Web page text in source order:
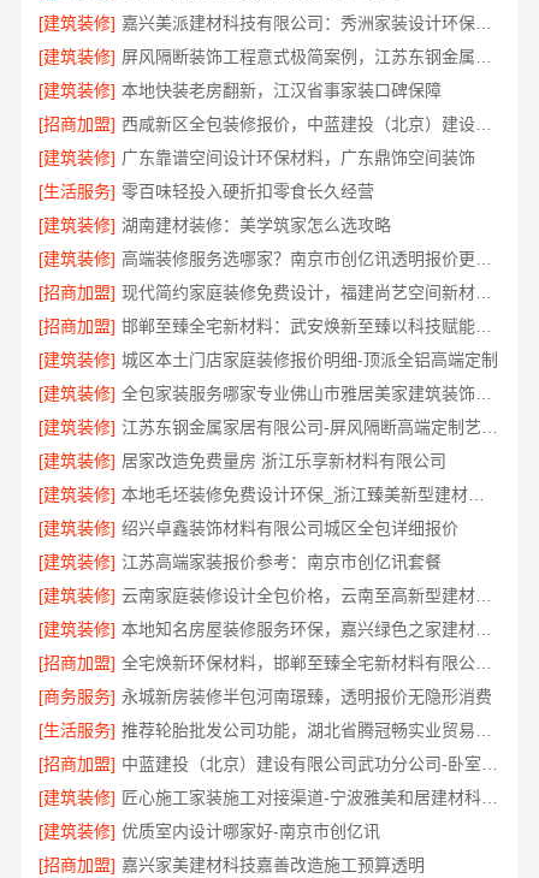
[建筑装修]
嘉兴美派建材科技有限公司：秀洲家装设计环保材料推荐
[建筑装修]
[建筑装修] 本地快装老房翻新，江汉省事家装口碑保障
[招商加盟]
西咸新区全包装修报价，中蓝建投（北京）建设有限公司武功分公司
[建筑装修] 广东靠谱空间设计环保材料，广东鼎饰空间装饰
[生活服务] 零百味轻投入硬折扣零食长久经营
[建筑装修] 湖南建材装修：美学筑家怎么选攻略
[建筑装修]
[招商加盟]
现代简约家庭装修免费设计，福建尚艺空间新材料科技有限公司整体落地
[招商加盟]
邯郸至臻全宅新材料：武安焕新至臻以科技赋能理想人居
[建筑装修] 城区本土门店家庭装修报价明细-顶派全铝高端定制
[建筑装修]
全包家装服务哪家专业佛山市雅居美家建筑装饰工程有限公司
[建筑装修]
[建筑装修] 居家改造免费量房 浙江乐享新材料有限公司
[建筑装修]
本地毛坯装修免费设计环保_浙江臻美新型建材有限公司绿色施工
[建筑装修] 绍兴卓鑫装饰材料有限公司城区全包详细报价
[建筑装修] 江苏高端家装报价参考：南京市创亿讯套餐
[建筑装修]
云南家庭装修设计全包价格，云南至高新型建材有限公司透明计价
[建筑装修]
本地知名房屋装修服务环保，嘉兴绿色之家建材科技有限公司
[招商加盟]
全宅焕新环保材料，邯郸至臻全宅新材料有限公司引领绿色装修
[商务服务] 永城新房装修半包河南璟臻，透明报价无隐形消费
[生活服务]
[招商加盟]
[建筑装修]
匠心施工家装施工对接渠道-宁波雅美和居建材科技有限公司
[建筑装修] 优质室内设计哪家好-南京市创亿讯
[招商加盟] 嘉兴家美建材科技嘉善改造施工预算透明